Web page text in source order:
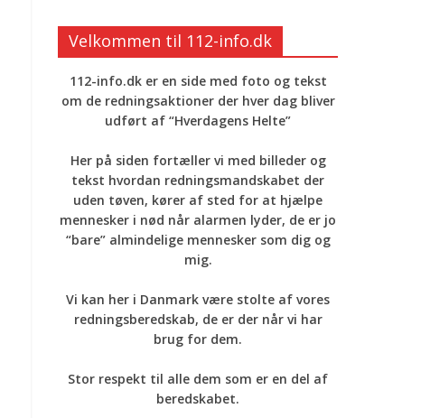
Velkommen til 112-info.dk
112-info.dk er en side med foto og tekst
om de redningsaktioner der hver dag bliver
udført af “Hverdagens Helte”
Her på siden fortæller vi med billeder og
tekst hvordan redningsmandskabet der
uden tøven, kører af sted for at hjælpe
mennesker i nød når alarmen lyder, de er jo
“bare” almindelige mennesker som dig og
mig.
Vi kan her i Danmark være stolte af vores
redningsberedskab, de er der når vi har
brug for dem.
Stor respekt til alle dem som er en del af
beredskabet.